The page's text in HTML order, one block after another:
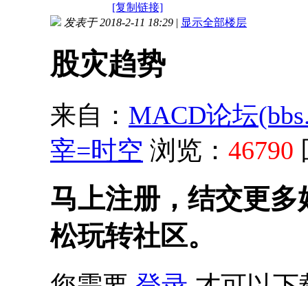
[复制链接]
发表于 2018-2-11 18:29 | 显示全部楼层
股灾趋势
来自： MACD论坛
宰=时空 浏览： 46790
马上注册，结交更
松玩转社区。